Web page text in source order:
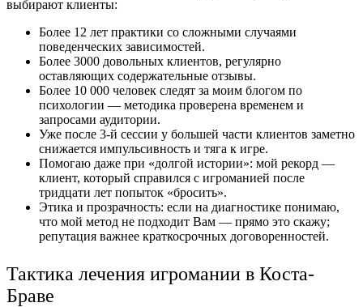
выбирают клиенты:
Более 12 лет практики со сложными случаями
поведенческих зависимостей.
Более 3000 довольных клиентов, регулярно
оставляющих содержательные отзывы.
Более 10 000 человек следят за моим блогом по
психологии — методика проверена временем и
запросами аудитории.
Уже после 3-й сессии у большей части клиентов заметно
снижается импульсивность и тяга к игре.
Помогаю даже при «долгой истории»: мой рекорд —
клиент, который справился с игроманией после
тридцати лет попыток «бросить».
Этика и прозрачность: если на диагностике понимаю,
что мой метод не подходит Вам — прямо это скажу;
репутация важнее краткосрочных договоренностей.
Тактика лечения игромании в Коста-
Браве